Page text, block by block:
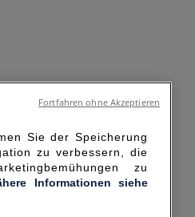
Sie der Speicherung
zu verbessern, die
zu
Informationen siehe
Fortfahren ohne Akzeptieren